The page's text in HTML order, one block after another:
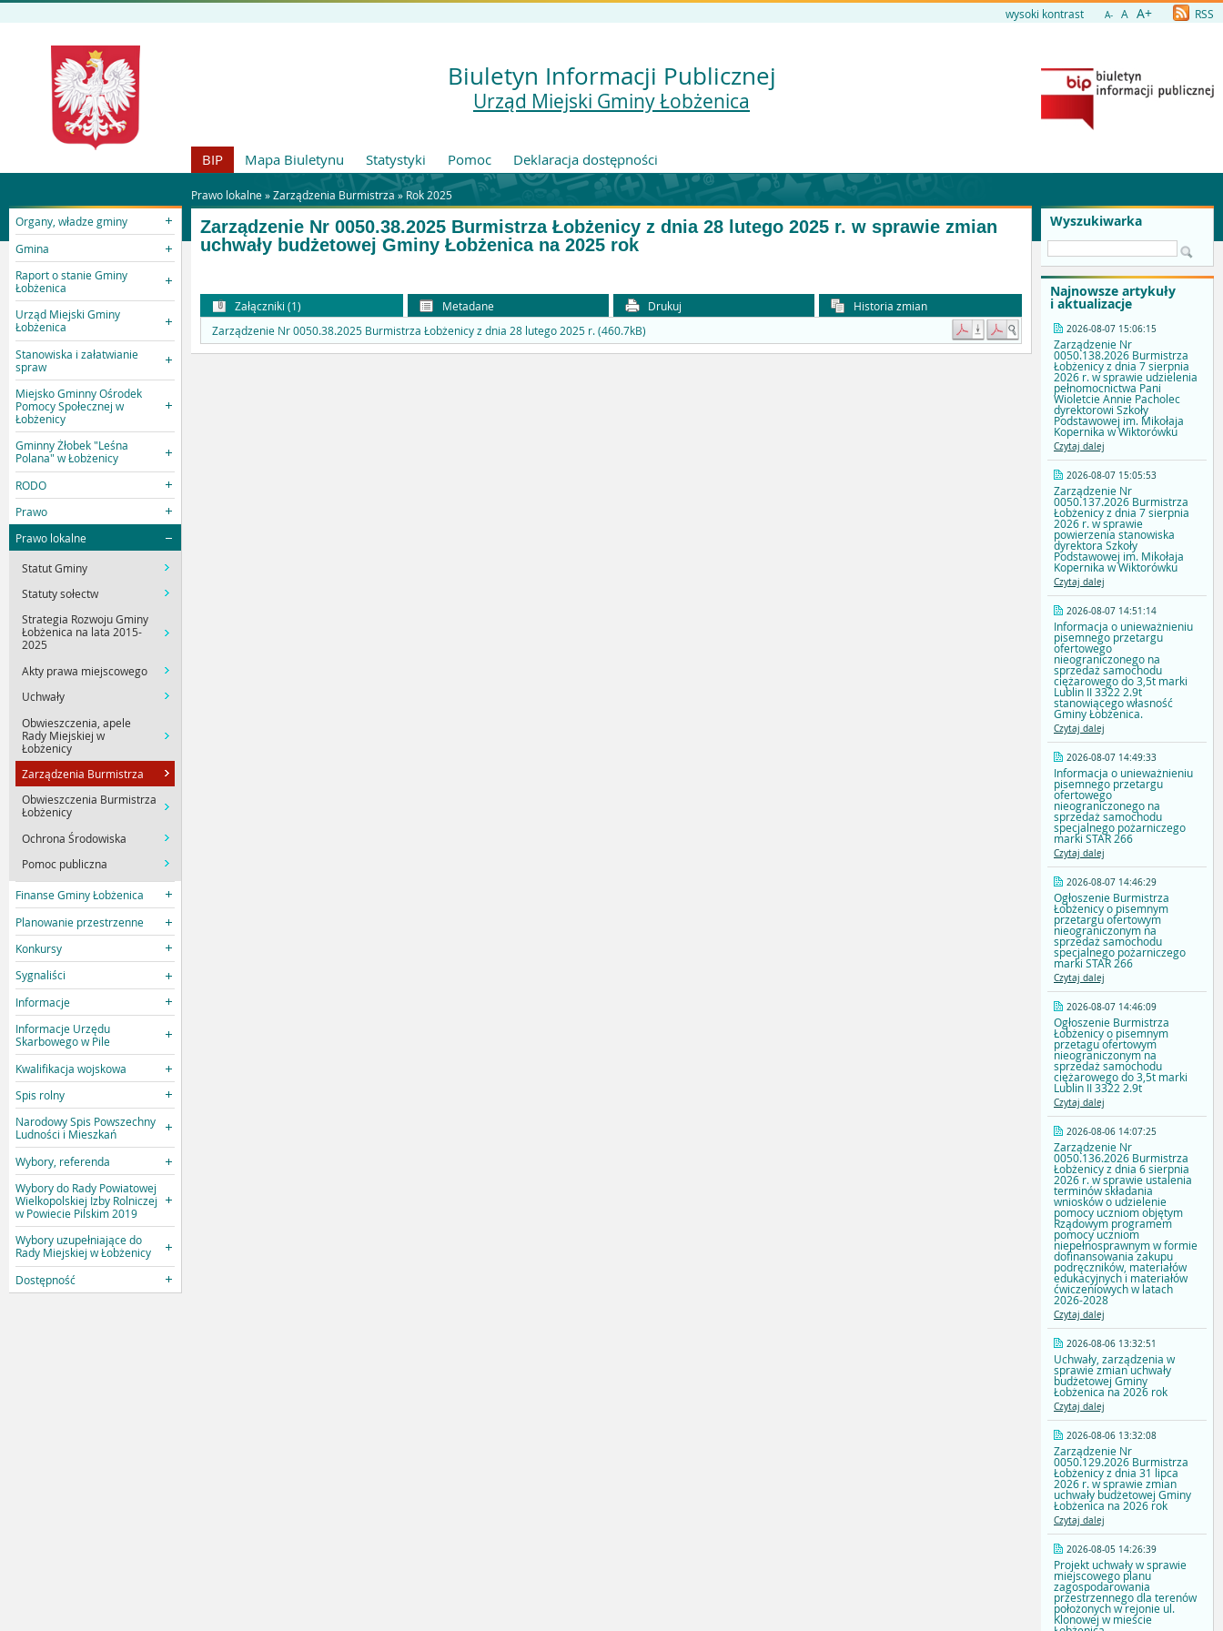
wysoki kontrast A- A A+ RSS
Biuletyn Informacji Publicznej
Urząd Miejski Gminy Łobżenica
BIP Mapa Biuletynu Statystyki Pomoc Deklaracja dostępności
Prawo lokalne »Zarządzenia Burmistrza » Rok 2025
Organy, władze gminy
Gmina
Raport o stanie Gminy
Łobżenica
Urząd Miejski Gminy
Łobżenica
Stanowiska i załatwianie
spraw
Miejsko Gminny Ośrodek
Pomocy Społecznej w
Łobżenicy
Gminny Żłobek "Leśna
Polana" w Łobżenicy
RODO
Prawo
Prawo lokalne
Statut Gminy
Statuty sołectw
Strategia Rozwoju Gminy
Łobżenica na lata 2015-
2025
Akty prawa miejscowego
Uchwały
Obwieszczenia, apele
Rady Miejskiej w
Łobżenicy
Zarządzenia Burmistrza
Obwieszczenia Burmistrza
Łobżenicy
Ochrona Środowiska
Pomoc publiczna
Finanse Gminy Łobżenica
Planowanie przestrzenne
Konkursy
Sygnaliści
Informacje
Informacje Urzędu
Skarbowego w Pile
Kwalifikacja wojskowa
Spis rolny
Narodowy Spis Powszechny
Ludności i Mieszkań
Wybory, referenda
Wybory do Rady Powiatowej
Wielkopolskiej Izby Rolniczej
w Powiecie Pilskim 2019
Wybory uzupełniające do
Rady Miejskiej w Łobżenicy
Dostępność
Wyszukiwarka
Najnowsze artykuły
i aktualizacje
2026-08-07 15:06:15
Zarządzenie Nr
0050.138.2026 Burmistrza
Łobżenicy z dnia 7 sierpnia
2026 r. w sprawie udzielenia
pełnomocnictwa Pani
Wioletcie Annie Pacholec
dyrektorowi Szkoły
Podstawowej im. Mikołaja
Kopernika w Wiktorówku
Czytaj dalej
2026-08-07 15:05:53
Zarządzenie Nr
0050.137.2026 Burmistrza
Łobżenicy z dnia 7 sierpnia
2026 r. w sprawie
powierzenia stanowiska
dyrektora Szkoły
Podstawowej im. Mikołaja
Kopernika w Wiktorówku
Czytaj dalej
2026-08-07 14:51:14
Informacja o unieważnieniu
pisemnego przetargu
ofertowego
nieograniczonego na
sprzedaż samochodu
ciężarowego do 3,5t marki
Lublin II 3322 2.9t
stanowiącego własność
Gminy Łobżenica.
Czytaj dalej
2026-08-07 14:49:33
Informacja o unieważnieniu
pisemnego przetargu
ofertowego
nieograniczonego na
sprzedaż samochodu
specjalnego pożarniczego
marki STAR 266
Czytaj dalej
2026-08-07 14:46:29
Ogłoszenie Burmistrza
Łobżenicy o pisemnym
przetargu ofertowym
nieograniczonym na
sprzedaż samochodu
specjalnego pożarniczego
marki STAR 266
Czytaj dalej
2026-08-07 14:46:09
Ogłoszenie Burmistrza
Łobżenicy o pisemnym
przetagu ofertowym
nieograniczonym na
sprzedaż samochodu
ciężarowego do 3,5t marki
Lublin II 3322 2.9t
Czytaj dalej
2026-08-06 14:07:25
Zarządzenie Nr
0050.136.2026 Burmistrza
Łobżenicy z dnia 6 sierpnia
2026 r. w sprawie ustalenia
terminów składania
wniosków o udzielenie
pomocy uczniom objętym
Rządowym programem
pomocy uczniom
niepełnosprawnym w formie
dofinansowania zakupu
podręczników, materiałów
edukacyjnych i materiałów
ćwiczeniowych w latach
2026-2028
Czytaj dalej
2026-08-06 13:32:51
Uchwały, zarządzenia w
sprawie zmian uchwały
budżetowej Gminy
Łobżenica na 2026 rok
Czytaj dalej
2026-08-06 13:32:08
Zarządzenie Nr
0050.129.2026 Burmistrza
Łobżenicy z dnia 31 lipca
2026 r. w sprawie zmian
uchwały budżetowej Gminy
Łobżenica na 2026 rok
Czytaj dalej
2026-08-05 14:26:39
Projekt uchwały w sprawie
miejscowego planu
zagospodarowania
przestrzennego dla terenów
położonych w rejonie ul.
Klonowej w mieście
Zarządzenie Nr 0050.38.2025 Burmistrza Łobżenicy z dnia 28 lutego 2025 r. w sprawie zmian
uchwały budżetowej Gminy Łobżenica na 2025 rok
Załączniki (1) Metadane Drukuj
Historia zmian
Zarządzenie Nr 0050.38.2025 Burmistrza Łobżenicy z dnia 28 lutego 2025 r. (460.7kB)